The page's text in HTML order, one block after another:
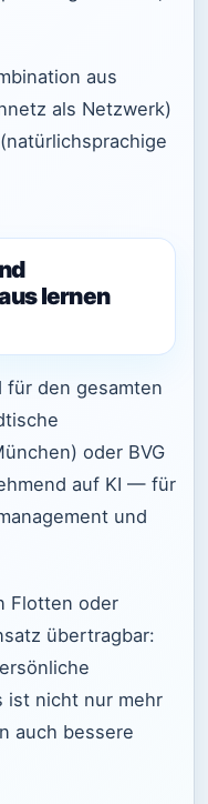
aus
als Netzwerk)
(natürlichsprachige
lernen
für den gesamten
oder BVG
auf KI — für
und
Flotten oder
übertragbar:
ist nicht nur mehr
auch bessere